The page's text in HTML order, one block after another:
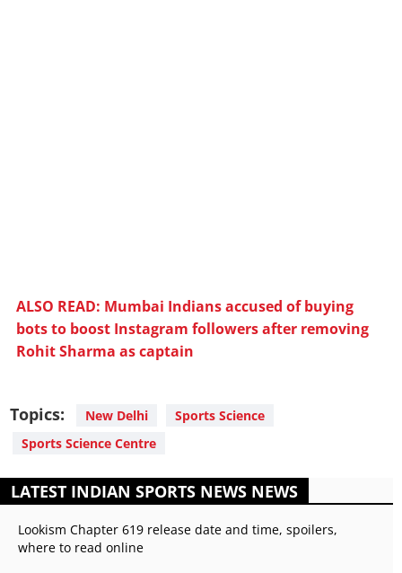
ALSO READ: Mumbai Indians accused of buying
bots to boost Instagram followers after removing
Rohit Sharma as captain
Topics: New Delhi
Sports Science
Sports Science Centre
LATEST INDIAN SPORTS NEWS NEWS
Lookism Chapter 619 release date and time, spoilers,
where to read online